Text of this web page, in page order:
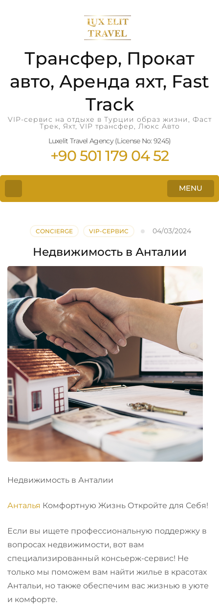
Трансфер, Прокат
авто, Аренда яхт, Fast
Track
VIP-сервис на отдыхе в Турции образ жизни, Фаст
Трек, Яхт, VIP трансфер, Люкс Авто
Luxelit Travel Agency (License No: 9245)
+90 501 179 04 52
MENU
CONCIERGE VIP-СЕРВИС 04/03/2024
Недвижимость в Анталии
Недвижимость в Анталии
Анталья Комфортную Жизнь Откройте для Себя!
Если вы ищете профессиональную поддержку в
вопросах недвижимости, вот вам
специализированный консьерж-сервис! Не
только мы поможем вам найти жилье в красотах
Антальи, но также обеспечим вас жизнью в уюте
и комфорте.